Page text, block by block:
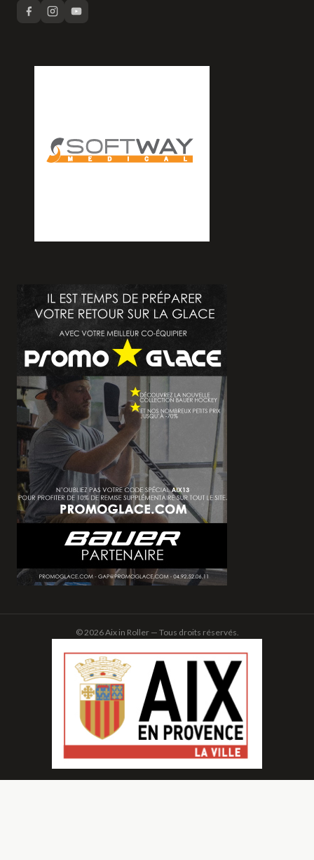
© 2026 Aix in Roller — Tous droits réservés.